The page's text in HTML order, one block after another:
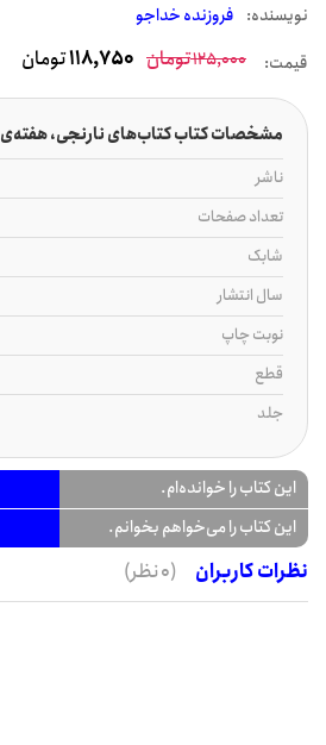
نويسنده: فروزنده خداجو
قیمت: 125,000تومان 118,750تومان
مشخصات کتاب کتاب‌های نارنجی، هفته‌ی 50 (آرزوهای نخودی)
ناشر
تعداد صفحات
شابک
سال انتشار
نوبت چاپ
قطع
جلد
این کتاب را خوانده‌ام.
این کتاب را می‌خواهم بخوانم.
نظرات کاربران
(0 نظر)